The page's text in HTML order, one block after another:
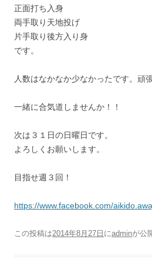
正面打ち入身
両手取り天地投げ
片手取り後方入り身
です。
人数はなかなか少なかったです。頑
一緒に合気道しませんか！！
次は３１日の日曜日です。
よろしくお願いします。
目指せ週３回！
https://www.facebook.com/
この投稿は2014年8月27日 にadminが公